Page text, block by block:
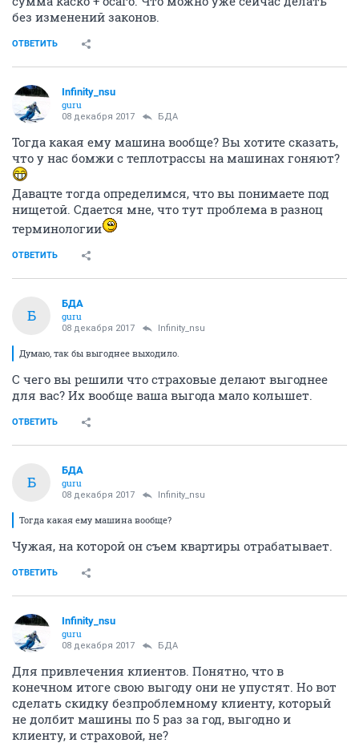
без изменений законов.
ОТВЕТИТЬ
Infinity_nsu
guru
08 декабря 2017 БДА
Тогда какая ему машина вообще? Вы хотите сказать,
что у нас бомжи с теплотрассы на машинах гоняют?
Давацте тогда определимся, что вы понимаете под
нищетой. Сдается мне, что тут проблема в разноц
терминологии
ОТВЕТИТЬ
Б
БДА
guru
08 декабря 2017 Infinity_nsu
Думаю, так бы выгоднее выходило.
С чего вы решили что страховые делают выгоднее
для вас? Их вообще ваша выгода мало колышет.
ОТВЕТИТЬ
Б
БДА
guru
08 декабря 2017 Infinity_nsu
Тогда какая ему машина вообще?
Чужая, на которой он съем квартиры отрабатывает.
ОТВЕТИТЬ
Infinity_nsu
guru
08 декабря 2017 БДА
Для привлечения клиентов. Понятно, что в
конечном итоге свою выгоду они не упустят. Но вот
сделать скидку безпроблемному клиенту, который
не долбит машины по 5 раз за год, выгодно и
клиенту, и страховой, не?